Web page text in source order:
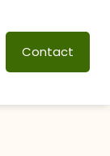
Contact